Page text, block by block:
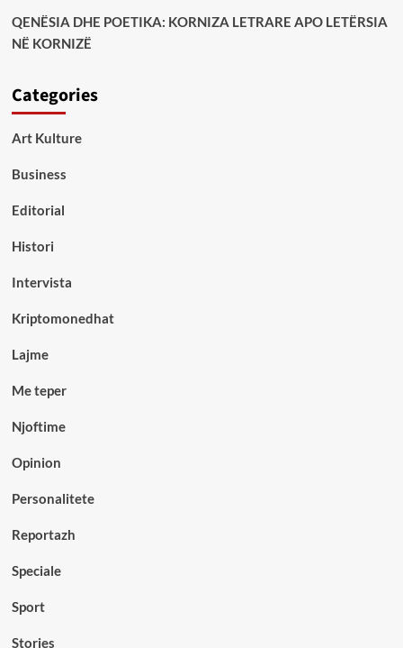
QENËSIA DHE POETIKA: KORNIZA LETRARE APO LETËRSIA
NË KORNIZË
Categories
Art Kulture
Business
Editorial
Histori
Intervista
Kriptomonedhat
Lajme
Me teper
Njoftime
Opinion
Personalitete
Reportazh
Speciale
Sport
Stories